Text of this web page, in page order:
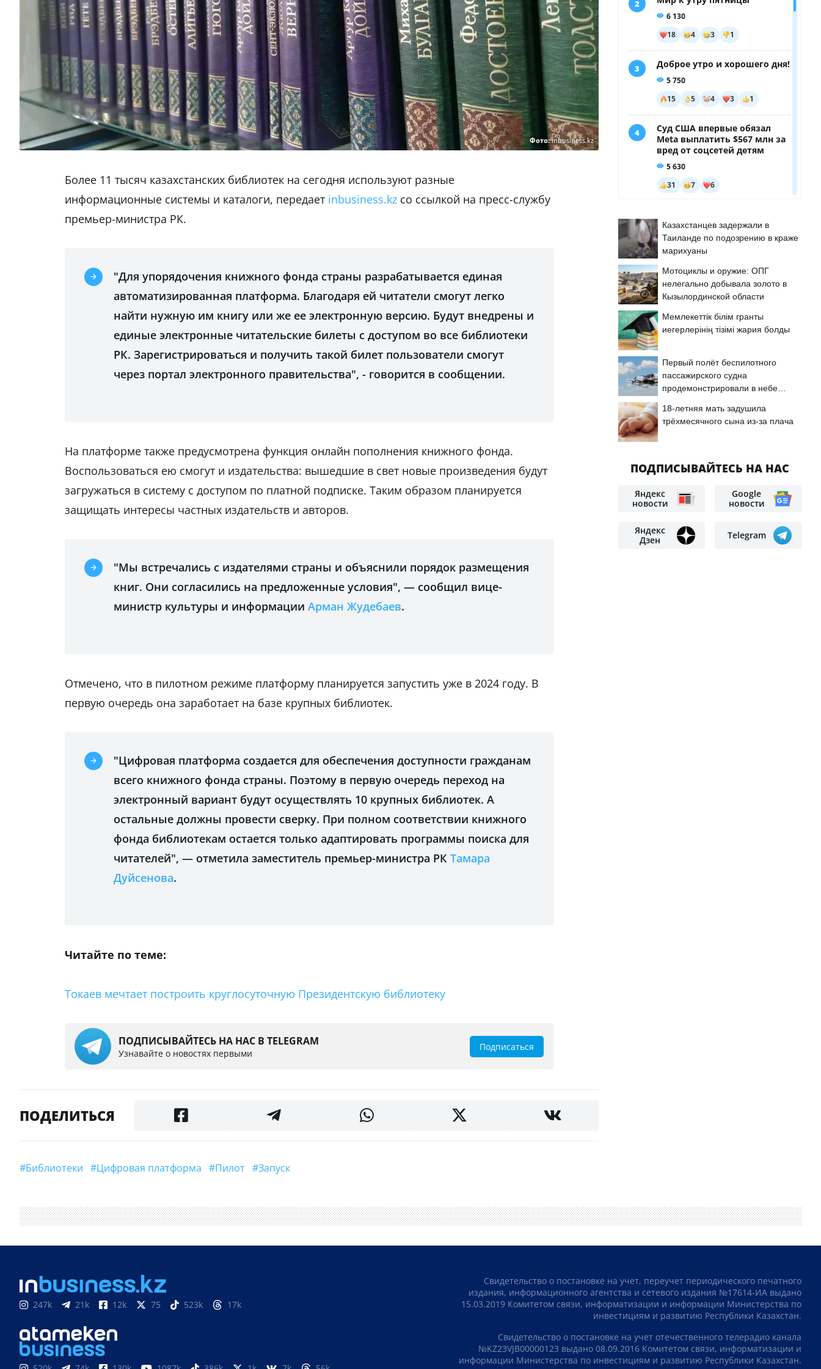
Фото:inbusiness.kz
Более 11 тысяч казахстанских библиотек на сегодня используют разные
информационные системы и каталоги, передает inbusiness.kz со ссылкой на пресс-службу
премьер-министра РК.
"Для упорядочения книжного фонда страны разрабатывается единая
автоматизированная платформа. Благодаря ей читатели смогут легко
найти нужную им книгу или же ее электронную версию. Будут внедрены и
единые электронные читательские билеты с доступом во все библиотеки
РК. Зарегистрироваться и получить такой билет пользователи смогут
через портал электронного правительства", - говорится в сообщении.
На платформе также предусмотрена функция онлайн пополнения книжного фонда.
Воспользоваться ею смогут и издательства: вышедшие в свет новые произведения будут
загружаться в систему с доступом по платной подписке. Таким образом планируется
защищать интересы частных издательств и авторов.
"Мы встречались с издателями страны и объяснили порядок размещения
книг. Они согласились на предложенные условия", — сообщил вице-
министр культуры и информации Арман Жудебаев.
Отмечено, что в пилотном режиме платформу планируется запустить уже в 2024 году. В
первую очередь она заработает на базе крупных библиотек.
"Цифровая платформа создается для обеспечения доступности гражданам
всего книжного фонда страны. Поэтому в первую очередь переход на
электронный вариант будут осуществлять 10 крупных библиотек. А
остальные должны провести сверку. При полном соответствии книжного
фонда библиотекам остается только адаптировать программы поиска для
читателей", — отметила заместитель премьер-министра РК Тамара
Дуйсенова.
Читайте по теме:
Токаев мечтает построить круглосуточную Президентскую библиотеку
ПОДПИСЫВАЙТЕСЬ НА НАС В TELEGRAM
Узнавайте о новостях первыми
Подписаться
ПОДЕЛИТЬСЯ
#Библиотеки #цифровая платформа #Пилот #запуск
Казахстанцев задержали в
Таиланде по подозрению в краже
марихуаны
Мотоциклы и оружие: ОПГ
нелегально добывала золото в
Кызылординской области
Мемлекеттік білім гранты
иегерлерінің тізімі жария болды
Первый полёт беспилотного
пассажирского судна
продемонстрировали в небе
18-летняя мать задушила
трёхмесячного сына из-за плача
ПОДПИСЫВАЙТЕСЬ НА НАС
Яндекс
новости
Google
новости
Яндекс
Дзен
Telegram
247k 21k 12k 75 523k 17k
Свидетельство о постановке на учет, переучет периодического печатного
издания, информационного агентства и сетевого издания №17614-ИА выдано
15.03.2019 Комитетом связи, информатизации и информации Министерства по
инвестициям и развитию Республики Казахстан.
Свидетельство о постановке на учет отечественного телерадио канала
№KZ23VJB00000123 выдано 08.09.2016 Комитетом связи, информатизации и
информации Министерства по инвестициям и развитию Республики Казахстан.